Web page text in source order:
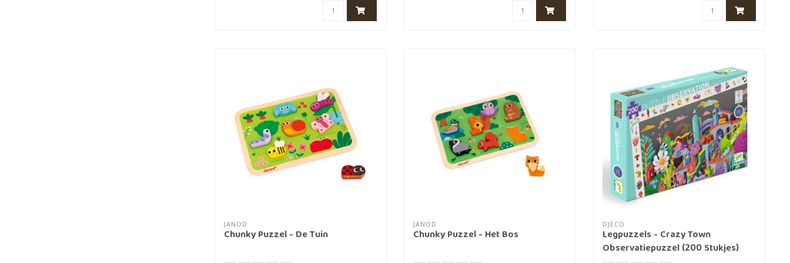
JANOD
Chunky Puzzel - De Tuin
JANOD
Chunky Puzzel - Het Bos
DJECO
Legpuzzels - Crazy Town
Observatiepuzzel (200 Stukjes)